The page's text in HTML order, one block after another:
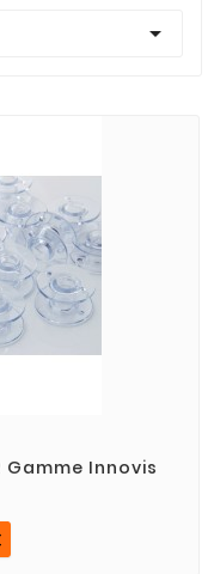

Gamme Innovis